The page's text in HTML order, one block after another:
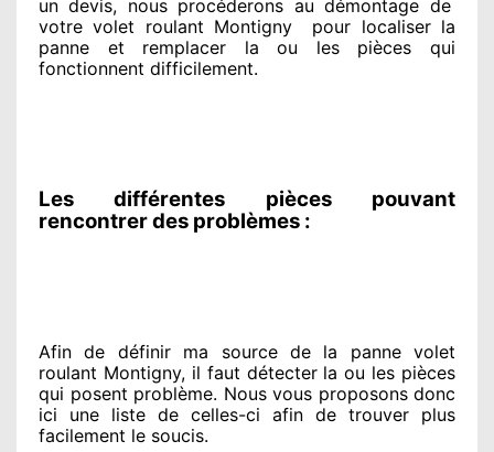
un devis, nous procéderons au démontage de
votre volet roulant Montigny
pour localiser la
panne et remplacer la ou les pièces qui
fonctionnent difficilement.
Les différentes pièces pouvant
rencontrer des problèmes :
Afin de définir ma sourcede la panne volet
roulant Montigny, il faut détecterla ou les pièces
qui posent problème. Nous vous proposonsdonc
ici une liste de celles-ci afin de trouver plus
facilement le soucis.